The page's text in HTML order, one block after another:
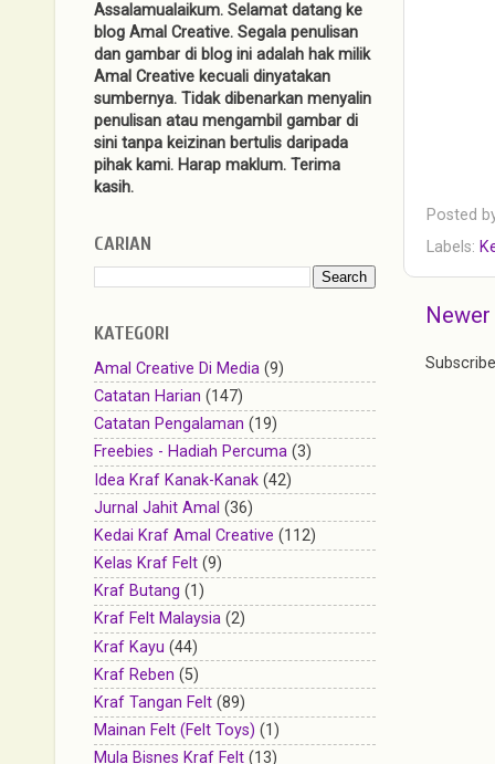
Posted
Labels:
Assalamualaikum. Selamat datang ke
blog Amal Creative. Segala penulisan
dan gambar di blog ini adalah hak milik
Amal Creative kecuali dinyatakan
sumbernya. Tidak dibenarkan menyalin
penulisan atau mengambil gambar di
sini tanpa keizinan bertulis daripada
pihak kami. Harap maklum. Terima
kasih.
CARIAN
KATEGORI
Amal Creative Di Media (9)
Catatan Harian (147)
Catatan Pengalaman (19)
Freebies - Hadiah Percuma (3)
Idea Kraf Kanak-Kanak (42)
Jurnal Jahit Amal (36)
Kedai Kraf Amal Creative (112)
Kelas Kraf Felt (9)
Kraf Butang (1)
Kraf Felt Malaysia (2)
Kraf Kayu (44)
Kraf Reben (5)
Kraf Tangan Felt (89)
Mainan Felt (Felt Toys) (1)
Mula Bisnes Kraf Felt (13)